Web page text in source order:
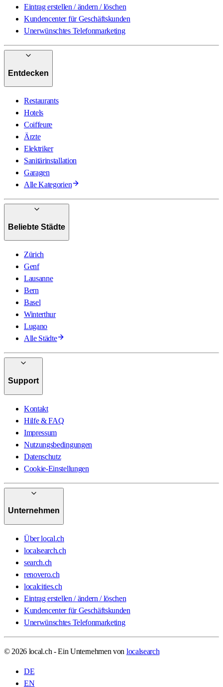
Eintrag erstellen / ändern / löschen
Kundencenter für Geschäftskunden
Unerwünschtes Telefonmarketing
Entdecken
Restaurants
Hotels
Coiffeure
Ärzte
Elektriker
Sanitärinstallation
Garagen
Alle Kategorien
Beliebte Städte
Zürich
Genf
Lausanne
Bern
Basel
Winterthur
Lugano
Alle Städte
Support
Kontakt
Hilfe & FAQ
Impressum
Nutzungsbedingungen
Datenschutz
Cookie-Einstellungen
Unternehmen
Über local.ch
localsearch.ch
search.ch
renovero.ch
localcities.ch
Eintrag erstellen / ändern / löschen
Kundencenter für Geschäftskunden
Unerwünschtes Telefonmarketing
© 2026 local.ch - Ein Unternehmen von localsearch
DE
EN